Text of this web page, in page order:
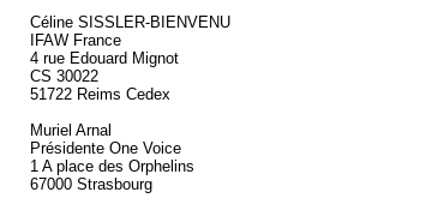
Céline SISSLER-BIENVENU
IFAW France
4 rue Edouard Mignot
CS 30022
51722 Reims Cedex
Muriel Arnal
Présidente One Voice
1 A place des Orphelins
67000 Strasbourg